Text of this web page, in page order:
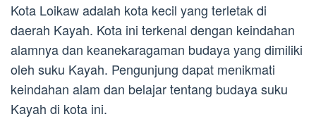
Kota Loikaw adalah kota kecil yang terletak di
daerah Kayah. Kota ini terkenal dengan keindahan
alamnya dan keanekaragaman budaya yang dimiliki
oleh suku Kayah. Pengunjung dapat menikmati
keindahan alam dan belajar tentang budaya suku
Kayah di kota ini.